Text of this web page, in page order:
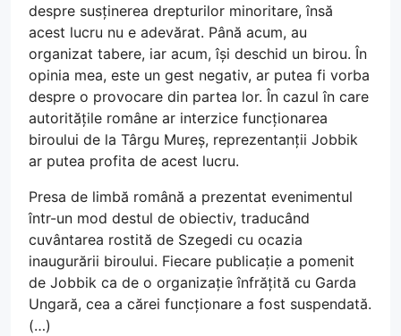
despre susținerea drepturilor minoritare, însă
acest lucru nu e adevărat. Până acum, au
organizat tabere, iar acum, își deschid un birou. În
opinia mea, este un gest negativ, ar putea fi vorba
despre o provocare din partea lor. În cazul în care
autoritățile române ar interzice funcționarea
biroului de la Târgu Mureș, reprezentanții Jobbik
ar putea profita de acest lucru.
Presa de limbă română a prezentat evenimentul
într-un mod destul de obiectiv, traducând
cuvântarea rostită de Szegedi cu ocazia
inaugurării biroului. Fiecare publicație a pomenit
de Jobbik ca de o organizație înfrățită cu Garda
Ungară, cea a cărei funcționare a fost suspendată.
(…)